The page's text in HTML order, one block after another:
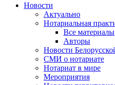
Новости
Актуально
Нотариальная
Все материалы
Авторы
Новости
СМИ о нотариате
Нотариат в мире
Мероприятия